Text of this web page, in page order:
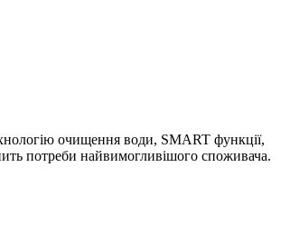
очищення води, SMART функції,
потреби найвимогливішого споживача.